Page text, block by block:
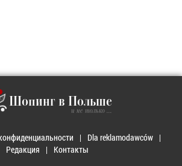
Шопинг в Польше
и не только ...
Dla reklamodawców
Редакция
Контакты